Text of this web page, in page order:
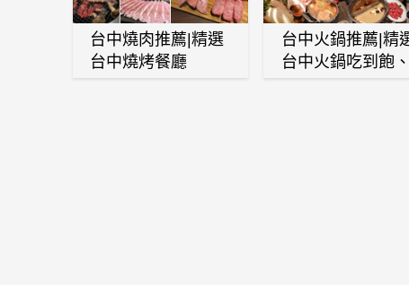
台中燒肉推薦|精選
台中燒烤餐廳
台中火鍋推薦|精
台中火鍋吃到飽、